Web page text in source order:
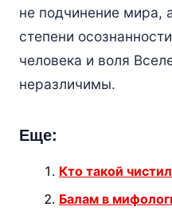
не подчинение мира,
степени
человека и воля
неразличимы.
Еще:
Кто такой
Балам в